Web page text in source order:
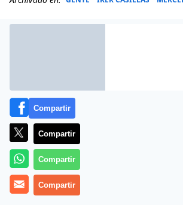
Desde hace unos días, la presentadora
Compartir
Compartir
Compartir
Compartir